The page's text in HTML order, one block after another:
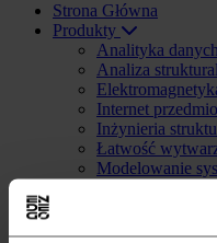
Strona Główna
Produkty
Analityka
Analiza
Internet
Inżynieria
Łatwość
Modelowanie